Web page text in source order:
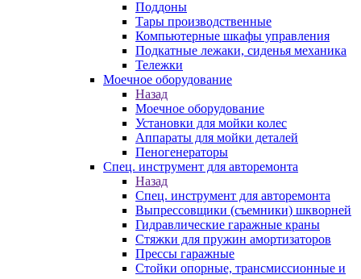
Поддоны
Тары производственные
Компьютерные шкафы управления
Подкатные лежаки, сиденья механика
Тележки
Моечное оборудование
Назад
Моечное оборудование
Установки для мойки колес
Аппараты для мойки деталей
Пеногенераторы
Спец. инструмент для авторемонта
Назад
Спец. инструмент для авторемонта
Выпрессовщики (съемники) шкворней
Гидравлические гаражные краны
Стяжки для пружин амортизаторов
Прессы гаражные
Стойки опорные, трансмиссионные и